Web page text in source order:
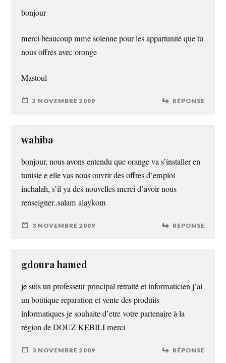
bonjour
merci beaucoup mme solenne pour les appartunité que tu
nous offres avec oronge
Mastoul
2 NOVEMBRE 2009 RÉPONSE
wahiba
bonjour, nous avons entendu que orange va s’installer en
tunisie e elle vas nous ouvrir des offres d’emploi
inchalah, s’il ya des nouvelles merci d’avoir nous
renseigner..salam alaykom
3 NOVEMBRE 2009 RÉPONSE
gdoura hamed
je suis un professeur principal retraité et informaticien j’ai
un boutique reparation et vente des produits
informatiques je souhaite d’etre votre partenaire à la
région de DOUZ KEBILI merci
3 NOVEMBRE 2009 RÉPONSE